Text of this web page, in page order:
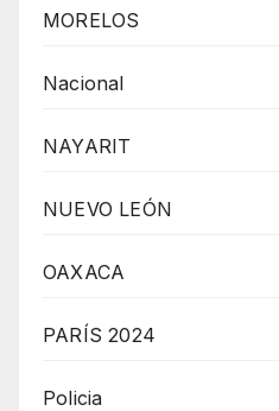
MORELOS
Nacional
NAYARIT
NUEVO LEÓN
OAXACA
PARÍS 2024
Policia